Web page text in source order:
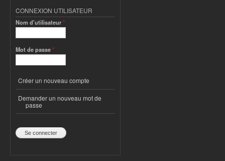
CONNEXION UTILISATEUR
Nom d'utilisateur*
Mot de passe*
Créer un nouveau compte
Demander un nouveau mot de
passe